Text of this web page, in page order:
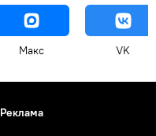
Макс VK
Реклама